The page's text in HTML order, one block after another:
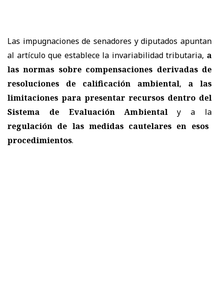
Las impugnaciones de senadores y diputados apuntan
al artículo que establece la invariabilidad tributaria, a
las normas sobre compensaciones derivadas de
resoluciones de calificación ambiental, a las
limitaciones para presentar recursos dentro del
Sistema de Evaluación Ambientaly a la
regulación de las medidas cautelares en esos
procedimientos.